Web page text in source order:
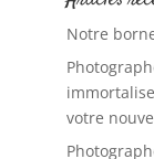
Notre
votre